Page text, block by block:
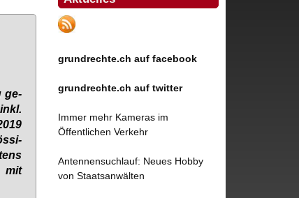
ge­
mit
grundrechte.ch auf facebook
grundrechte.ch auf twitter
Immer mehr Kameras im
Öffentlichen Verkehr
Antennensuchlauf: Neues Hobby
von Staatsanwälten